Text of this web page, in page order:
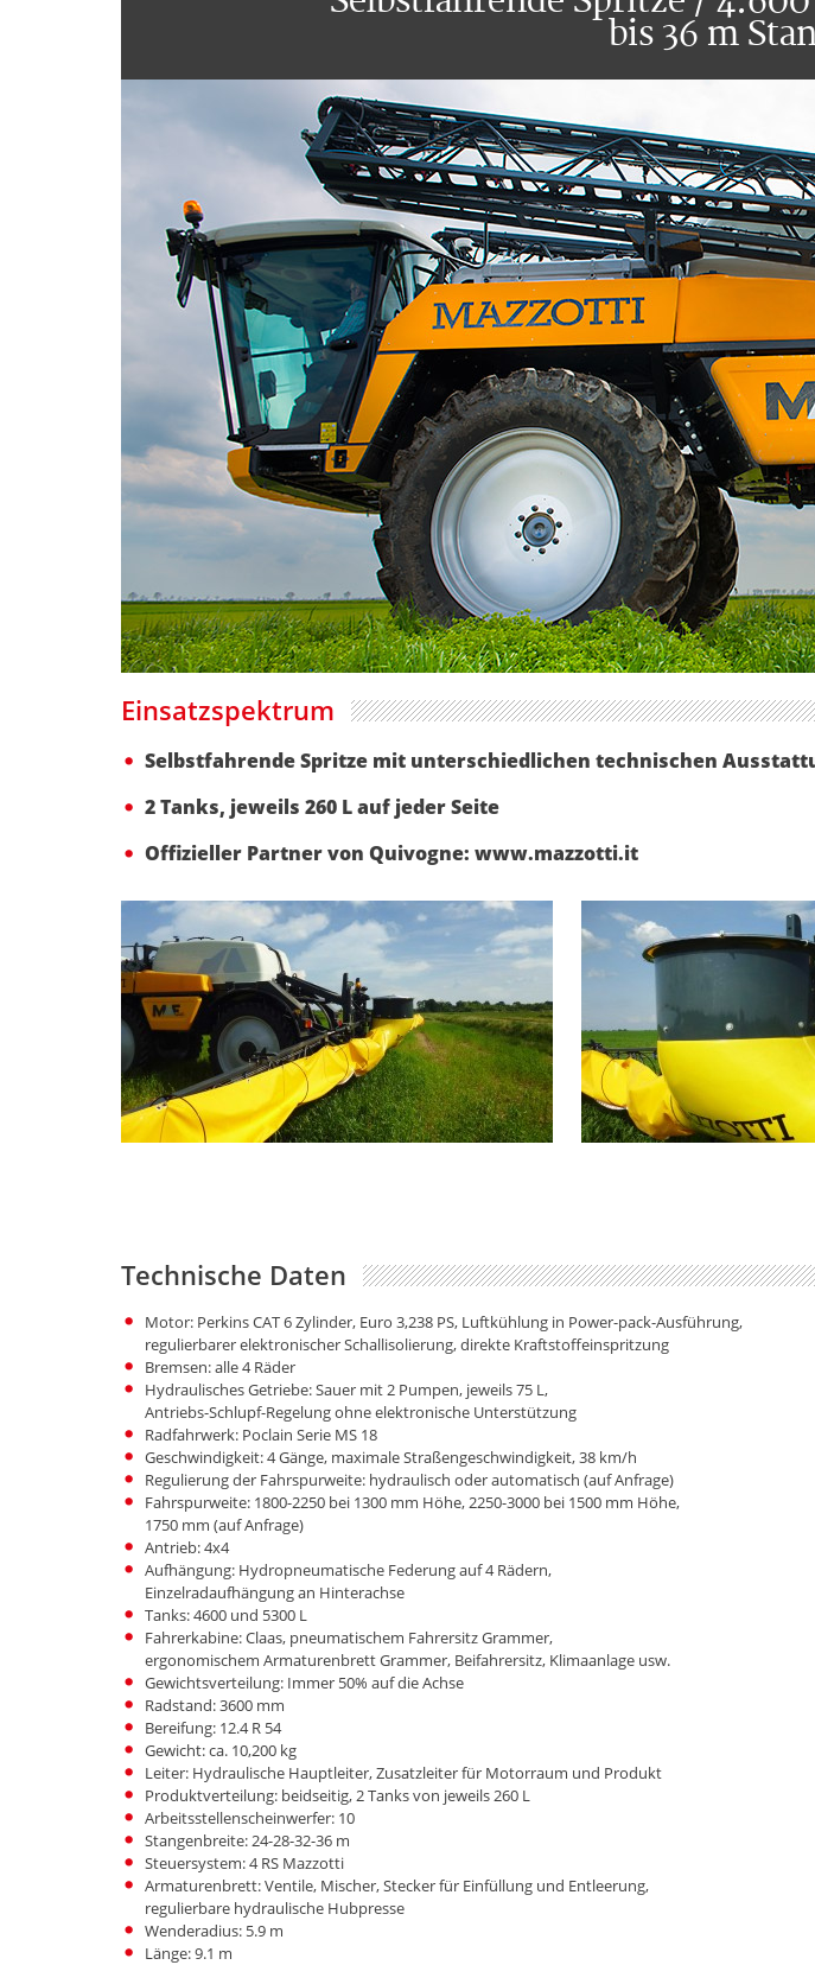
bis 36 m
Einsatzspektrum
Selbstfahrende Spritze mit unterschiedlichen technischen
2 Tanks, jeweils 260 L auf jeder Seite
Offizieller Partner von Quivogne: www.mazzotti.it
Technische Daten
Motor: Perkins CAT 6 Zylinder, Euro 3,238 PS, Luftkühlung in Power-pack-Ausführung,
regulierbarer elektronischer Schallisolierung, direkte Kraftstoffeinspritzung
Bremsen: alle 4 Räder
Hydraulisches Getriebe: Sauer mit 2 Pumpen, jeweils 75 L,
Antriebs-Schlupf-Regelung ohne elektronische Unterstützung
Radfahrwerk: Poclain Serie MS 18
Geschwindigkeit: 4 Gänge, maximale Straßengeschwindigkeit, 38 km/h
Regulierung der Fahrspurweite: hydraulisch oder automatisch (auf Anfrage)
Fahrspurweite: 1800-2250 bei 1300 mm Höhe, 2250-3000 bei 1500 mm Höhe,
1750 mm (auf Anfrage)
Antrieb: 4x4
Aufhängung: Hydropneumatische Federung auf 4 Rädern,
Einzelradaufhängung an Hinterachse
Tanks: 4600 und 5300 L
Fahrerkabine: Claas, pneumatischem Fahrersitz Grammer,
ergonomischem Armaturenbrett Grammer, Beifahrersitz, Klimaanlage usw.
Gewichtsverteilung: Immer 50% auf die Achse
Radstand: 3600 mm
Bereifung: 12.4 R 54
Gewicht: ca. 10,200 kg
Leiter: Hydraulische Hauptleiter, Zusatzleiter für Motorraum und Produkt
Produktverteilung: beidseitig, 2 Tanks von jeweils 260 L
Arbeitsstellenscheinwerfer: 10
Stangenbreite: 24-28-32-36 m
Steuersystem: 4 RS Mazzotti
Armaturenbrett: Ventile, Mischer, Stecker für Einfüllung und Entleerung,
regulierbare hydraulische Hubpresse
Wenderadius: 5.9 m
Länge: 9.1 m